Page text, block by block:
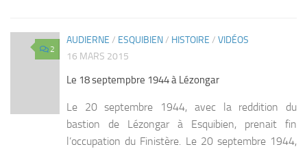
2
AUDIERNE / ESQUIBIEN/ HISTOIRE / VIDÉOS
16 MARS 2015
Le 18 septempbre 1944 à Lézongar
Le 20 septembre 1944, avec la reddition du
bastion de Lézongar à Esquibien, prenait fin
l’occupation du Finistère. Le 20 septembre 1944,